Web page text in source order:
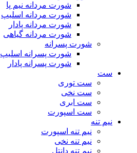
شورت مردانه نیم پا
شورت مردانه اسلیپ
شورت مردانه پادار
شورت مردانه گیاهی
شورت پسرانه
شورت پسرانه اسلیپ
شورت پسرانه پادار
ست
ست توری
ست نخی
ست ابری
ست اسپورت
نیم تنه
نیم تنه اسپورت
نیم تنه نخی
نیم تنه دانتل